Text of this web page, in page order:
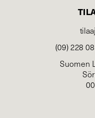
(09) 228
Suomen